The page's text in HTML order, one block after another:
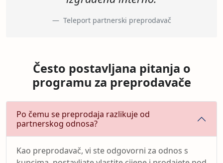
Teleport partnerski preprodavač
Često postavljana pitanja o
programu za preprodavače
Po čemu se preprodaja razlikuje od
partnerskog odnosa?
Kao preprodavač, vi ste odgovorni za odnos s